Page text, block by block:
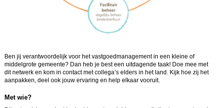
Ben jij verantwoordelijk voor het vastgoedmanagement in een kleine of
middelgrote gemeente? Dan heb je best een uitdagende taak! Doe mee met
dit netwerk en kom in contact met collega’s elders in het land. Kijk hoe zij het
aanpakken, deel ook jouw ervaring en help elkaar vooruit.
Met wie?